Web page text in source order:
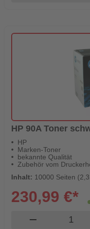
HP 90A Toner
HP
Marken-Toner
bekannte Qualität
Zubehör vom
Inhalt: 10000 Seiten
230,99 €*
remove